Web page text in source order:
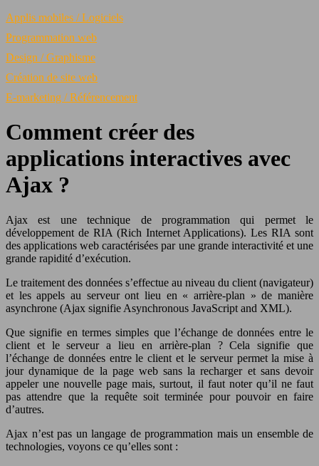
Applis mobiles / Logiciels
Programmation web
Design / Graphisme
Création de site web
E-marketing / Référencement
Comment créer des
applications interactives avec
Ajax ?
Ajax est une technique de programmation qui permet le
développement de RIA (Rich Internet Applications). Les RIA sont
des applications web caractérisées par une grande interactivité et une
grande rapidité d’exécution.
Le traitement des données s’effectue au niveau du client (navigateur)
et les appels au serveur ont lieu en « arrière-plan » de manière
asynchrone (Ajax signifie Asynchronous JavaScript and XML).
Que signifie en termes simples que l’échange de données entre le
client et le serveur a lieu en arrière-plan ? Cela signifie que
l’échange de données entre le client et le serveur permet la mise à
jour dynamique de la page web sans la recharger et sans devoir
appeler une nouvelle page mais, surtout, il faut noter qu’il ne faut
pas attendre que la requête soit terminée pour pouvoir en faire
d’autres.
Ajax n’est pas un langage de programmation mais un ensemble de
technologies, voyons ce qu’elles sont :